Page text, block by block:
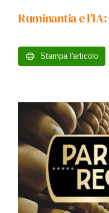
Ruminantia e
Stampa l'articolo